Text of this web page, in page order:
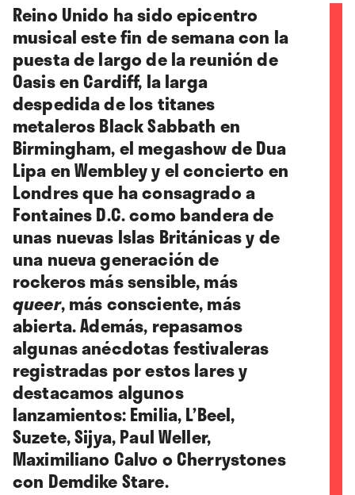
Reino Unido ha sido epicentro
musical este fin de semana con la
puesta de largo de la reunión de
Oasis en Cardiff, la larga
despedida de los titanes
metaleros Black Sabbath en
Birmingham, el megashow de Dua
Lipa en Wembley y el concierto en
Londres que ha consagrado a
Fontaines D.C. como bandera de
unas nuevas Islas Británicas y de
una nueva generación de
rockeros más sensible, más
queer, más consciente, más
abierta. Además, repasamos
algunas anécdotas festivaleras
registradas por estos lares y
destacamos algunos
lanzamientos: Emilia, L’Beel,
Suzete, Sijya, Paul Weller,
Maximiliano Calvo o Cherrystones
con Demdike Stare.